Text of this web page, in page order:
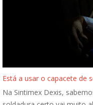
Está a usar o capacete de
Na Sintimex Dexis,